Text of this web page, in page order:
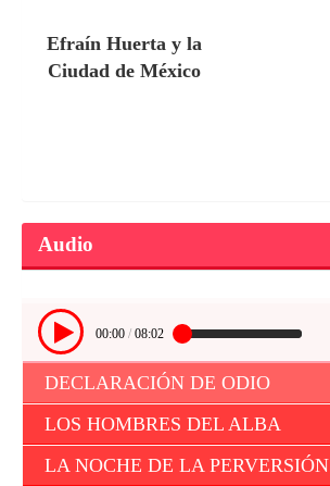
Efraín Huerta y la
Ciudad de México
Audio
00:00 / 08:02
DECLARACIÓN DE ODIO
LOS HOMBRES DEL ALBA
LA NOCHE DE LA PERVERSIÓN